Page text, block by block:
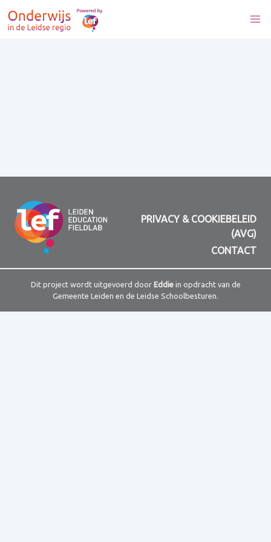
PRIVACY & COOKIEBELEID
(AVG)
CONTACT
Dit project wordt uitgevoerd door Eddiein opdracht van de
Gemeente Leiden en de Leidse Schoolbesturen.